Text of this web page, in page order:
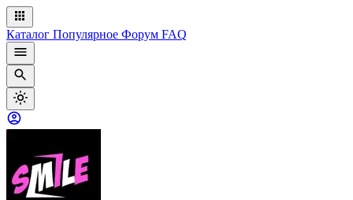
Каталог Популярное Форум FAQ